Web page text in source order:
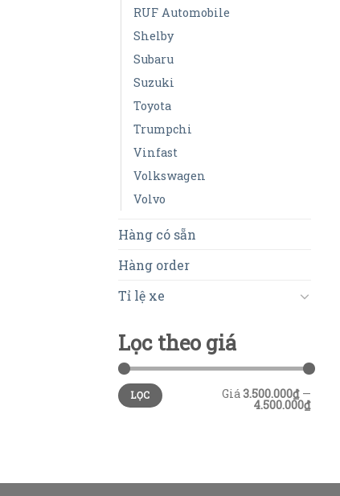
RUF Automobile
Shelby
Subaru
Suzuki
Toyota
Trumpchi
Vinfast
Volkswagen
Volvo
Hàng có sẵn
Hàng order
Tỉ lệ xe
Lọc theo giá
LỌC Giá3.500.000₫ —
4.500.000₫